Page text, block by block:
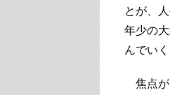
とが、
年少の
んでい
焦点が